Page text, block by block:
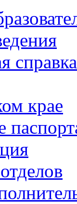
справка
крае